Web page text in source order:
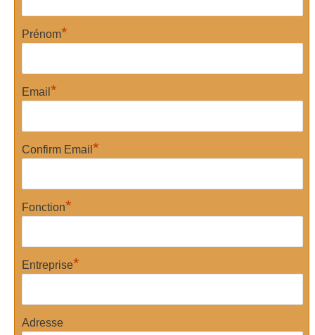
Prénom*
Email *
Confirm Email *
Fonction*
Entreprise*
Adresse